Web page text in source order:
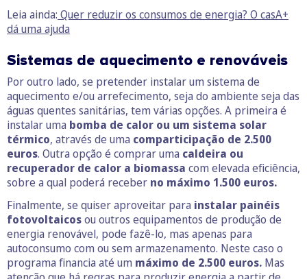
Leia ainda: Quer reduzir os consumos de energia? O casA+
dá uma ajuda
Sistemas de aquecimento e renováveis
Por outro lado, se pretender instalar um sistema de
aquecimento e/ou arrefecimento, seja do ambiente seja das
águas quentes sanitárias, tem várias opções. A primeira é
instalar uma bomba de calor ou um sistema solar
térmico, através de uma comparticipação de 2.500
euros. Outra opção é comprar uma caldeira ou
recuperador de calor a biomassa com elevada eficiência,
sobre a qual poderá receber no máximo 1.500 euros.
Finalmente, se quiser aproveitar para instalar painéis
fotovoltaicosou outros equipamentos de produção de
energia renovável, pode fazê-lo, mas apenas para
autoconsumo com ou sem armazenamento. Neste caso o
programa financia até um máximo de 2.500 euros. Mas